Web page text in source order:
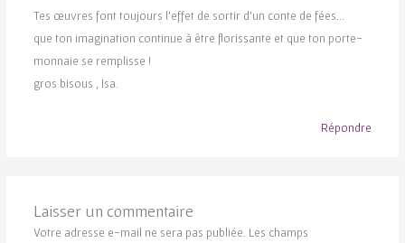
Tes œuvres font toujours l’effet de sortir d’un conte de fées…
que ton imagination continue à être florissante et que ton porte-
monnaie se remplisse !
gros bisous , Isa.
Répondre
Laisser un commentaire
Votre adresse e-mail ne sera pas publiée. Les champs